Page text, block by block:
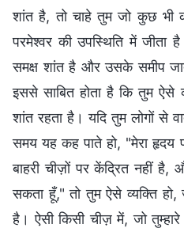
शांत है, तो चाहे तुम जो कुछ भी
परमेश्वर की उपस्थिति में जीता
समक्ष शांत है और उसके समीप
इससे साबित होता है कि तुम ऐसे
शांत रहता है। यदि तुम लोगों से
समय यह कह पाते हो, "मेरा हृदय
बाहरी चीज़ों पर केंद्रित नहीं
सकता हूँ," तो तुम ऐसे व्यक्ति हो,
है। ऐसी किसी चीज़ में, जो